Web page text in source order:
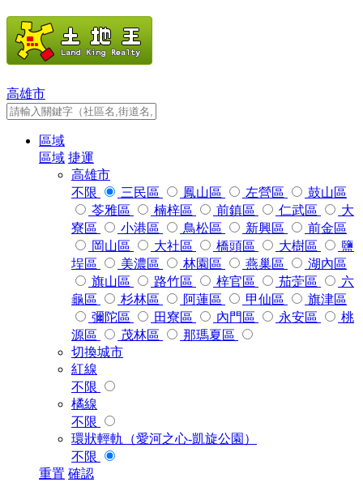
高雄市
區域
區域 捷運
高雄市
不限
三民區 鳳山區 左營區
鼓山區
苓雅區
楠梓區 前鎮區 仁武區
大
寮區
小港區 鳥松區 新興區
前金區
岡山區
大社區 橋頭區 大樹區
鹽
埕區
美濃區 林園區 燕巢區
湖內區
旗山區
路竹區 梓官區 茄萣區
六
龜區
杉林區 阿蓮區 甲仙區
旗津區
彌陀區
田寮區 內門區 永安區
桃
源區
茂林區
那瑪夏區
切換城市
紅線
不限
橘線
不限
環狀輕軌（愛河之心-凱旋公園）
不限
重置 確認